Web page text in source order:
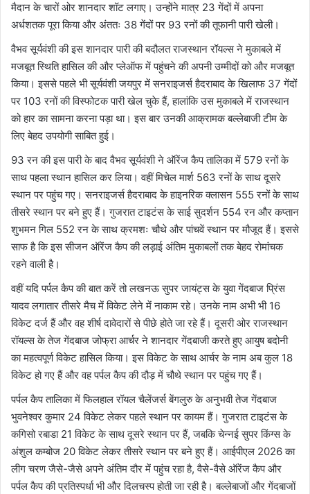
मैदान के चारों ओर शानदार शॉट लगाए। उन्होंने मात्र 23 गेंदों में अपना
अर्धशतक पूरा किया और अंततः 38 गेंदों पर 93 रनों की तूफानी पारी खेली।
वैभव सूर्यवंशी की इस शानदार पारी की बदौलत राजस्थान रॉयल्स ने मुकाबले में
मजबूत स्थिति हासिल की और प्लेऑफ में पहुंचने की अपनी उम्मीदों को और मजबूत
किया। इससे पहले भी सूर्यवंशी जयपुर में सनराइजर्स हैदराबाद के खिलाफ 37 गेंदों
पर 103 रनों की विस्फोटक पारी खेल चुके हैं, हालांकि उस मुकाबले में राजस्थान
को हार का सामना करना पड़ा था। इस बार उनकी आक्रामक बल्लेबाजी टीम के
लिए बेहद उपयोगी साबित हुई।
93 रन की इस पारी के बाद वैभव सूर्यवंशी ने ऑरेंज कैप तालिका में 579 रनों के
साथ पहला स्थान हासिल कर लिया। वहीं मिचेल मार्श 563 रनों के साथ दूसरे
स्थान पर पहुंच गए। सनराइजर्स हैदराबाद के हाइनरिक क्लासन 555 रनों के साथ
तीसरे स्थान पर बने हुए हैं। गुजरात टाइटंस के साई सुदर्शन 554 रन और कप्तान
शुभमन गिल 552 रन के साथ क्रमशः चौथे और पांचवें स्थान पर मौजूद हैं। इससे
साफ है कि इस सीजन ऑरेंज कैप की लड़ाई अंतिम मुकाबलों तक बेहद रोमांचक
रहने वाली है।
वहीं यदि पर्पल कैप की बात करें तो लखनऊ सुपर जायंट्स के युवा गेंदबाज प्रिंस
यादव लगातार तीसरे मैच में विकेट लेने में नाकाम रहे। उनके नाम अभी भी 16
विकेट दर्ज हैं और वह शीर्ष दावेदारों से पीछे होते जा रहे हैं। दूसरी ओर राजस्थान
रॉयल्स के तेज गेंदबाज जोफ्रा आर्चर ने शानदार गेंदबाजी करते हुए आयुष बदोनी
का महत्वपूर्ण विकेट हासिल किया। इस विकेट के साथ आर्चर के नाम अब कुल 18
विकेट हो गए हैं और वह पर्पल कैप की दौड़ में चौथे स्थान पर पहुंच गए हैं।
पर्पल कैप तालिका में फिलहाल रॉयल चैलेंजर्स बेंगलुरु के अनुभवी तेज गेंदबाज
भुवनेश्वर कुमार 24 विकेट लेकर पहले स्थान पर कायम हैं। गुजरात टाइटंस के
कगिसो रबाडा 21 विकेट के साथ दूसरे स्थान पर हैं, जबकि चेन्नई सुपर किंग्स के
अंशुल कम्बोज 20 विकेट लेकर तीसरे स्थान पर बने हुए हैं। आईपीएल 2026 का
लीग चरण जैसे-जैसे अपने अंतिम दौर में पहुंच रहा है, वैसे-वैसे ऑरेंज कैप और
पर्पल कैप की प्रतिस्पर्धा भी और दिलचस्प होती जा रही है। बल्लेबाजों और गेंदबाजों